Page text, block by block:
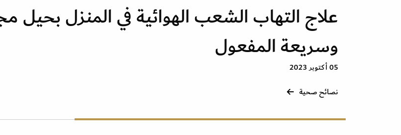
علاج التهاب الشعب الهوائية في المنزل بحيل
وسريعة المفعول
05 أكتوبر 2023
نصائح صحية